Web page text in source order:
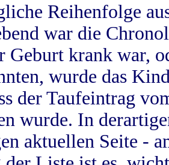
Reihenfolge
war die
Geburt krank war,
wurde das
der Taufeintrag
wurde. In
aktuellen Seite -